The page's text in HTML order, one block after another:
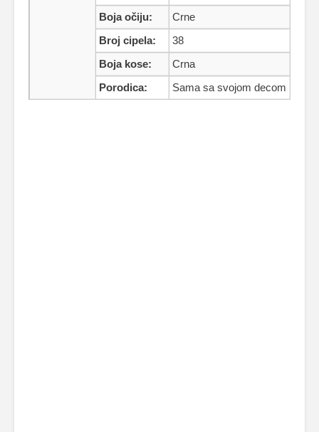
Boja očiju:
Crne
Broj cipela:
38
Boja kose:
Crna
Porodica:
Sama sa svojom decom